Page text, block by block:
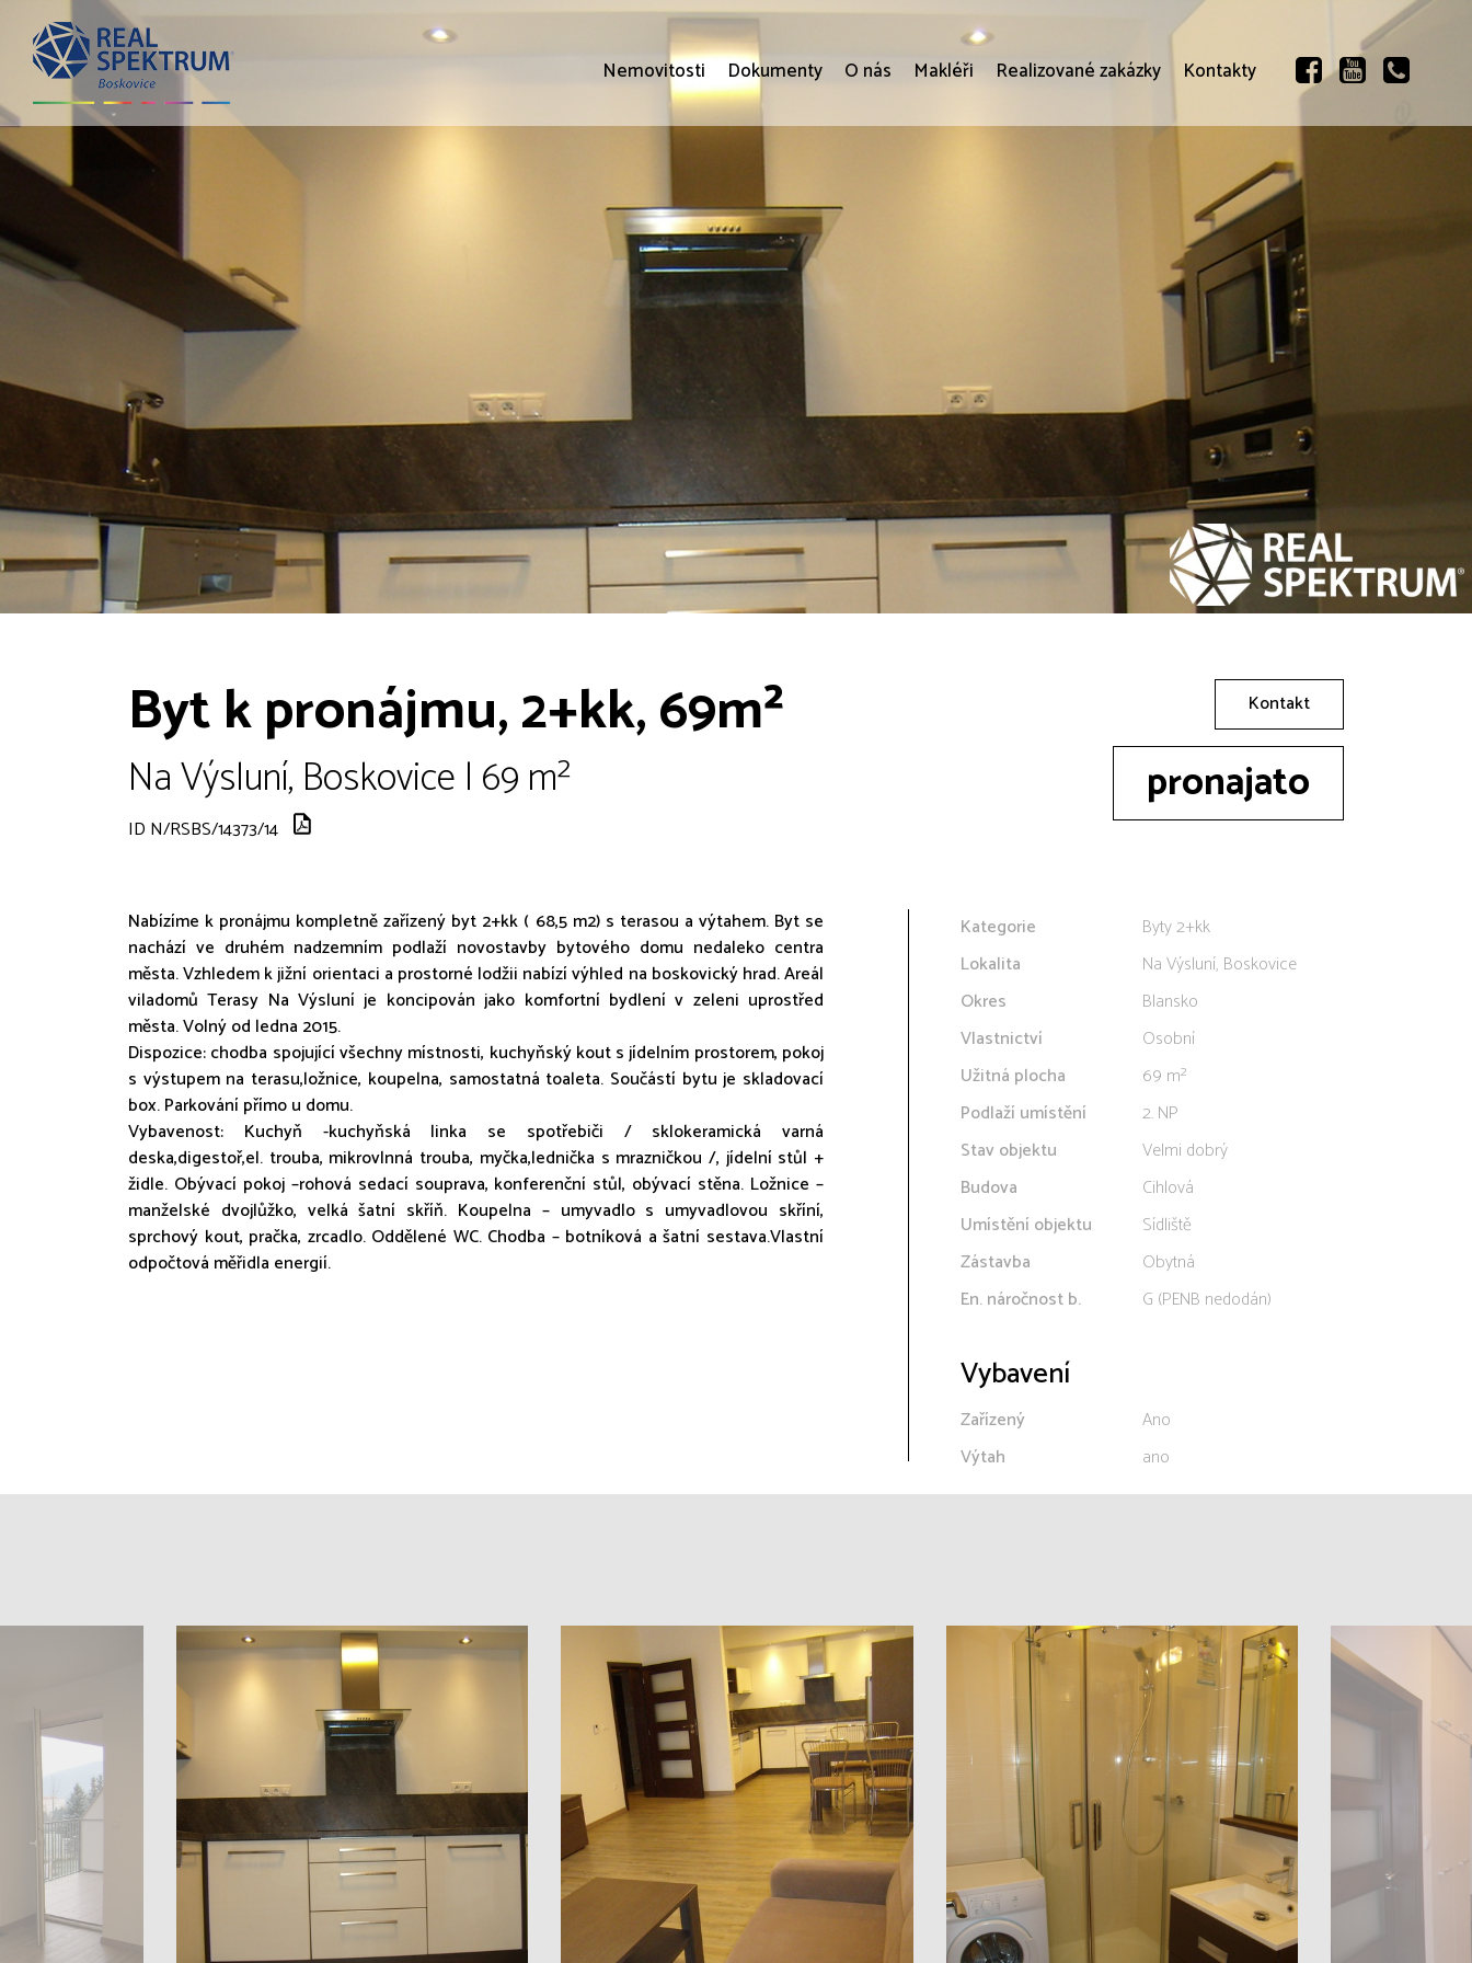
Nemovitosti Dokumenty O nás Makléři Realizované zakázky Kontakty
Byt k pronájmu, 2+kk, 69m²
Na Výsluní, Boskovice | 69 m²
ID N/RSBS/14373/14
Kontakt
pronajato
Nabízíme k pronájmu kompletně zařízený byt 2+kk ( 68,5 m2) s terasou a výtahem. Byt se
nachází ve druhém nadzemním podlaží novostavby bytového domu nedaleko centra
města. Vzhledem k jižní orientaci a prostorné lodžii nabízí výhled na boskovický hrad. Areál
viladomů Terasy Na Výsluní je koncipován jako komfortní bydlení v zeleni uprostřed
města. Volný od ledna 2015.
Dispozice: chodba spojující všechny místnosti, kuchyňský kout s jídelním prostorem, pokoj
s výstupem na terasu,ložnice, koupelna, samostatná toaleta. Součástí bytu je skladovací
box. Parkování přímo u domu.
Vybavenost: Kuchyň -kuchyňská linka se spotřebiči / sklokeramická varná
deska,digestoř,el. trouba, mikrovlnná trouba, myčka,lednička s mrazničkou /, jídelní stůl +
židle. Obývací pokoj –rohová sedací souprava, konferenční stůl, obývací stěna. Ložnice –
manželské dvojlůžko, velká šatní skříň. Koupelna – umyvadlo s umyvadlovou skříní,
sprchový kout, pračka, zrcadlo. Oddělené WC. Chodba – botníková a šatní sestava.Vlastní
odpočtová měřidla energií.
Kategorie
Byty 2+kk
Lokalita
Na Výsluní, Boskovice
Okres
Blansko
Vlastnictví
Osobní
Užitná plocha
69 m²
Podlaží umístění
2. NP
Stav objektu
Velmi dobrý
Budova
Cihlová
Umístění objektu
Sídliště
Zástavba
Obytná
En. náročnost b.
G (PENB nedodán)
Vybavení
Zařízený
Ano
Výtah
ano